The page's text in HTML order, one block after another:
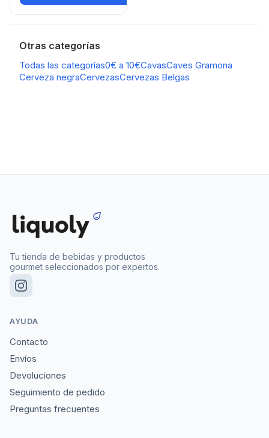
Otras categorías
Todas las categorías0€ a 10€CavasCaves Gramona
Cerveza negraCervezasCervezas Belgas
Tu tienda de bebidas y productos
gourmet seleccionados por expertos.
AYUDA
Contacto
Envíos
Devoluciones
Seguimiento de pedido
Preguntas frecuentes